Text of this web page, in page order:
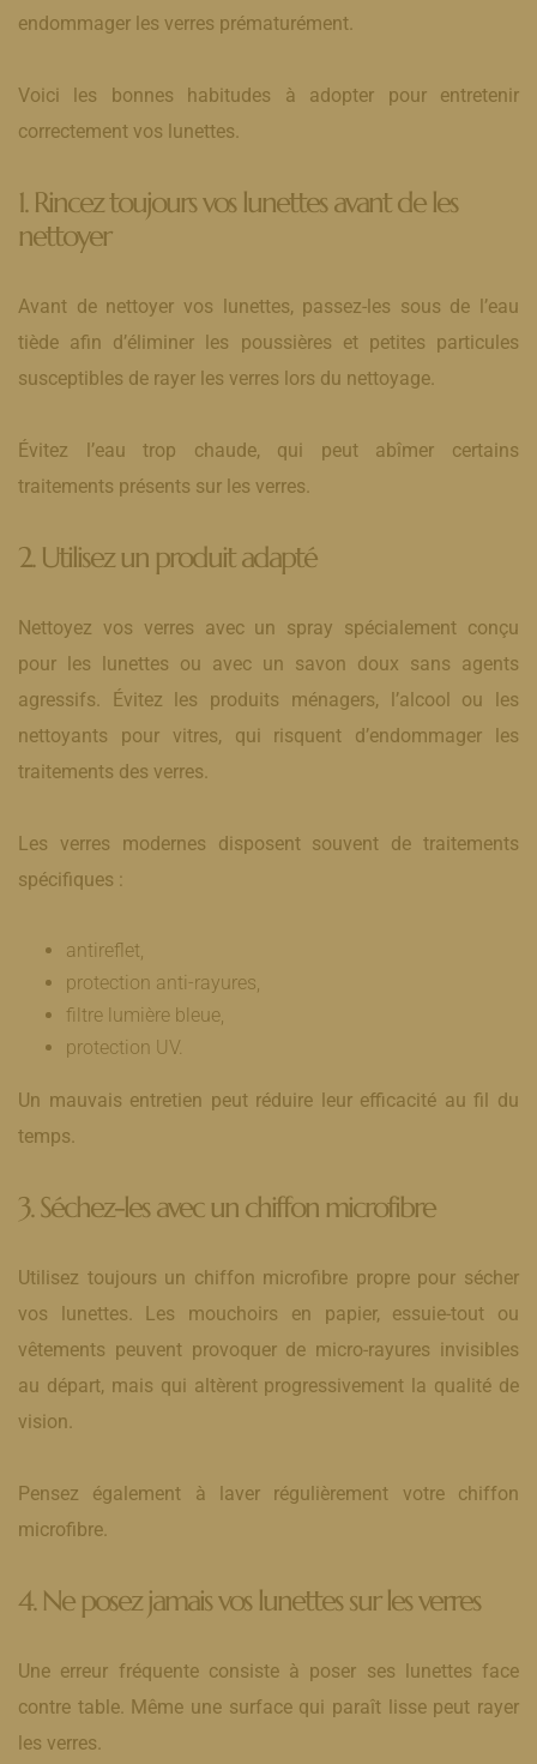
endommager les verres prématurément.
Voici les bonnes habitudes à adopter pour entretenir
correctement vos lunettes.
1. Rincez toujours vos lunettes avant de les
nettoyer
Avant de nettoyer vos lunettes, passez-les sous de l’eau
tiède afin d’éliminer les poussières et petites particules
susceptibles de rayer les verres lors du nettoyage.
Évitez l’eau trop chaude, qui peut abîmer certains
traitements présents sur les verres.
2. Utilisez un produit adapté
Nettoyez vos verres avec un spray spécialement conçu
pour les lunettes ou avec un savon doux sans agents
agressifs. Évitez les produits ménagers, l’alcool ou les
nettoyants pour vitres, qui risquent d’endommager les
traitements des verres.
Les verres modernes disposent souvent de traitements
spécifiques :
antireflet,
protection anti-rayures,
filtre lumière bleue,
protection UV.
Un mauvais entretien peut réduire leur efficacité au fil du
temps.
3. Séchez-les avec un chiffon microfibre
Utilisez toujours un chiffon microfibre propre pour sécher
vos lunettes. Les mouchoirs en papier, essuie-tout ou
vêtements peuvent provoquer de micro-rayures invisibles
au départ, mais qui altèrent progressivement la qualité de
vision.
Pensez également à laver régulièrement votre chiffon
microfibre.
4. Ne posez jamais vos lunettes sur les verres
Une erreur fréquente consiste à poser ses lunettes face
contre table. Même une surface qui paraît lisse peut rayer
les verres.